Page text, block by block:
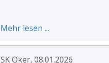
Mehr lesen ...
SK Oker, 08.01.2026